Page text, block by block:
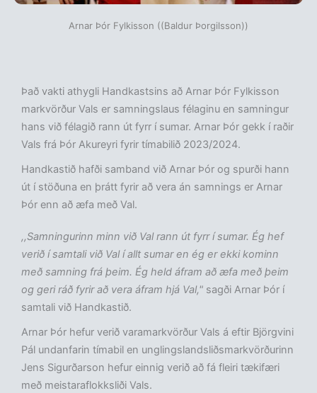
Arnar Þór Fylkisson ((Baldur Þorgilsson))
Það vakti athygli Handkastsins að Arnar Þór Fylkisson
markvörður Vals er samningslaus félaginu en samningur
hans við félagið rann út fyrr í sumar. Arnar Þór gekk í raðir
Vals frá Þór Akureyri fyrir tímabilið 2023/2024.
Handkastið hafði samband við Arnar Þór og spurði hann
út í stöðuna en þrátt fyrir að vera án samnings er Arnar
Þór enn að æfa með Val.
,,Samningurinn minn við Val rann út fyrr í sumar. Ég hef
verið í samtali við Val í allt sumar en ég er ekki kominn
með samning frá þeim. Ég held áfram að æfa með þeim
og geri ráð fyrir að vera áfram hjá Val," sagði Arnar Þór í
samtali við Handkastið.
Arnar Þór hefur verið varamarkvörður Vals á eftir Björgvini
Pál undanfarin tímabil en unglingslandsliðsmarkvörðurinn
Jens Sigurðarson hefur einnig verið að fá fleiri tækifæri
með meistaraflokksliði Vals.